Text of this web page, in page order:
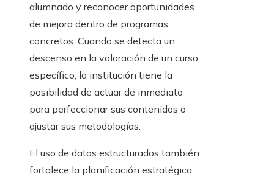
alumnado y reconocer oportunidades
de mejora dentro de programas
concretos. Cuando se detecta un
descenso en la valoración de un curso
específico, la institución tiene la
posibilidad de actuar de inmediato
para perfeccionar sus contenidos o
ajustar sus metodologías.
El uso de datos estructurados también
fortalece la planificación estratégica,